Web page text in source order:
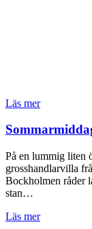
Läs mer
På en lummig liten
grosshandlarvilla
Bockholmen råder
stan…
Läs mer